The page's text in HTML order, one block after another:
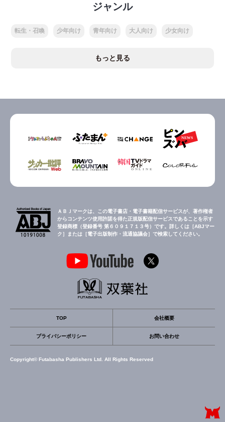
ジャンル
転生・召喚 少年向け 青年向け 大人向け 少女向け
もっと見る
ＡＢＪマークは、この電子書店・電子書籍配信サービスが、著作権者
からコンテンツ使用許諾を得た正規版配信サービスであることを示す
登録商標（登録番号 第６０９１７１３号）です。詳しくは［ABJマー
ク］または［電子出版制作・流通協議会］で検索してください。
TOP 会社概要
プライバシーポリシー お問い合わせ
Copyright© Futabasha Publishers Ltd. All Rights Reserved